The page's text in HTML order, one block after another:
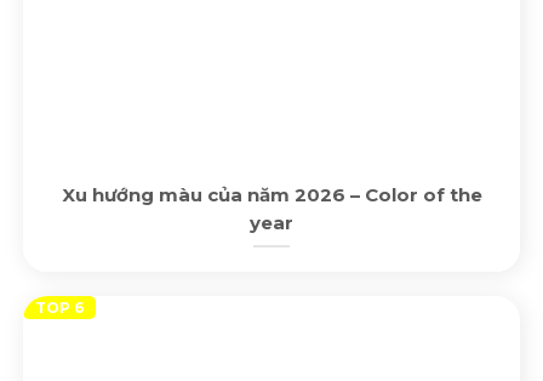
Xu hướng màu của năm 2026 – Color of the
year